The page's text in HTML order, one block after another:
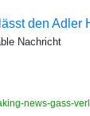
den Adler
Nachricht
news-gass-